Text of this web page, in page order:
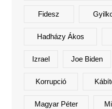
Fidesz
Hadházy Ákos
Izrael Joe Biden
Korrupció
Magyar Péter